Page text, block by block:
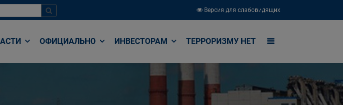
Версия для слабовидящих
ОФИЦИАЛЬНО ИНВЕСТОРАМ ТЕРРОРИЗМУ НЕТ